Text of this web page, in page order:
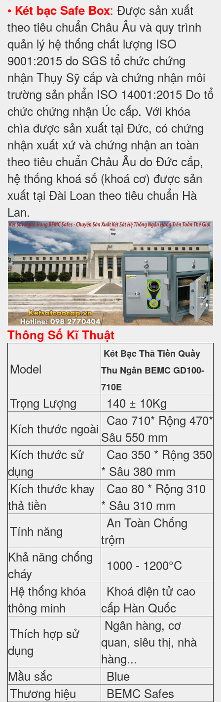
• Két bạc Safe Box: Được sản xuất
theo tiêu chuẩn Châu Âu và quy trình
quản lý hệ thống chất lượng ISO
9001:2015 do SGS tổ chức chứng
nhận Thụy Sỹ cấp và chứng nhận môi
trường sản phẩn ISO 14001:2015 Do tổ
chức chứng nhận Úc cấp. Với khóa
chìa được sản xuất tại Đức, có chứng
nhận xuất xứ và chứng nhận an toàn
theo tiêu chuẩn Châu Âu do Đức cấp,
hệ thống khoá số (khoá cơ) được sản
xuất tại Đài Loan theo tiêu chuẩn Hà
Lan.
Thông Số Kĩ Thuật
Model
Két Bạc Thả Tiền Quầy
Thu Ngân BEMC GD100-
710E
Trọng Lượng
140 ± 10Kg
Kích thước ngoài Cao 710* Rộng 470*
Sâu 550 mm
Kích thước sử
dụng
Cao 350 * Rộng 350
* Sâu 380 mm
Kích thước khay
thả tiền
Cao 80 * Rộng 310
* Sâu 310 mm
Tính năng
An Toàn Chống
trộm
Khả năng chống
cháy
1000 - 1200°C
Hệ thống khóa
thông minh
Khoá điện tử cao
cấp Hàn Quốc
Thích hợp sử
dụng
Ngân hàng, cơ
quan, siêu thị, nhà
hàng...
Mầu sắc
Blue
Thương hiệu
BEMC Safes